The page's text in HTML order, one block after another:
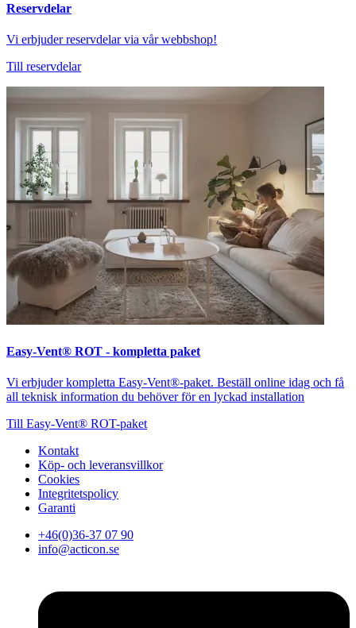
Reservdelar
Vi erbjuder reservdelar via vår webbshop!
Till reservdelar
Easy-Vent® ROT - kompletta paket
Vi erbjuder kompletta Easy-Vent®-paket. Beställ online idag och få
all teknisk information du behöver för en lyckad installation
Till Easy-Vent® ROT-paket
Kontakt
Köp- och leveransvillkor
Cookies
Integritetspolicy
Garanti
+46(0)36-37 07 90
info@acticon.se